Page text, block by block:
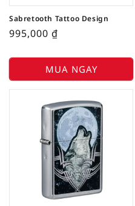
Sabretooth Tattoo Design
995,000 ₫
MUA NGAY